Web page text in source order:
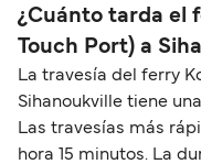
¿Cuánto tarda el
Touch Port) a
La travesía del ferry
Sihanoukville tiene
Las travesías más
hora 15 minutos. La